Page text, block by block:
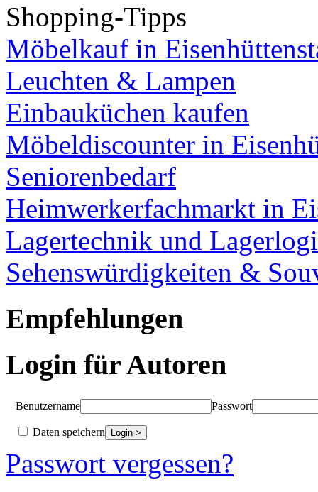
Shopping-Tipps
Möbelkauf in
Leuchten & Lampen
Einbauküchen kaufen
Möbeldiscounter in
Seniorenbedarf
Heimwerkerfachmarkt in
Lagertechnik und
Sehenswürdigkeiten &
Empfehlungen
Login für Autoren
Benutzername Passwort
Daten speichern
Passwort vergessen?